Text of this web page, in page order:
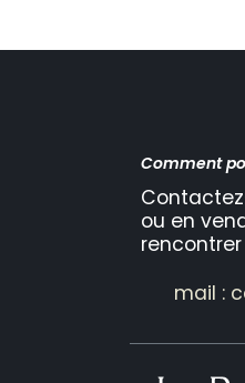
Comment
ou en
rencontrer
mail :